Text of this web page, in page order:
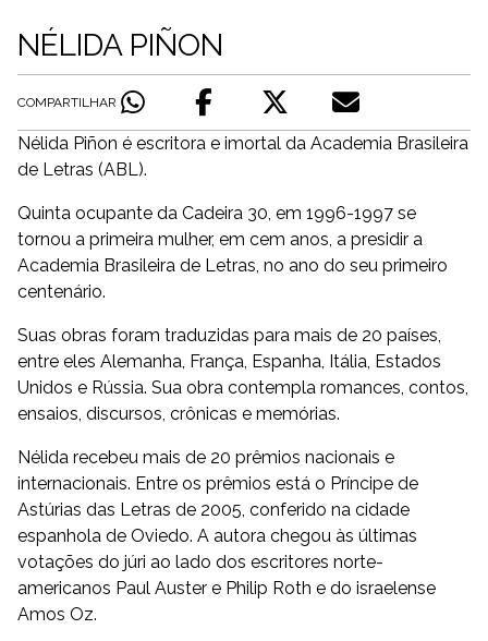
NÉLIDA PIÑON
COMPARTILHAR
Nélida Piñon é escritora e imortal da Academia Brasileira
de Letras (ABL).
Quinta ocupante da Cadeira 30, em 1996-1997 se
tornou a primeira mulher, em cem anos, a presidir a
Academia Brasileira de Letras, no ano do seu primeiro
centenário.
Suas obras foram traduzidas para mais de 20 países,
entre eles Alemanha, França, Espanha, Itália, Estados
Unidos e Rússia. Sua obra contempla romances, contos,
ensaios, discursos, crônicas e memórias.
Nélida recebeu mais de 20 prêmios nacionais e
internacionais. Entre os prêmios está o Príncipe de
Astúrias das Letras de 2005, conferido na cidade
espanhola de Oviedo. A autora chegou às últimas
votações do júri ao lado dos escritores norte-
americanos Paul Auster e Philip Roth e do israelense
Amos Oz.